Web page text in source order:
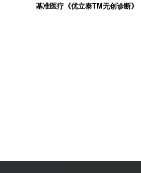
基准医疗《优立泰TM无创诊断》